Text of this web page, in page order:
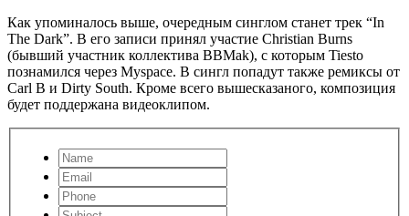
Как упоминалось выше, очередным синглом станет трек “In
The Dark”. В его записи принял участие Christian Burns
(бывший участник коллектива BBMak), с которым Tiesto
познамился через Myspace. В сингл попадут также ремиксы от
Carl B и Dirty South. Кроме всего вышесказаного, композиция
будет поддержана видеоклипом.